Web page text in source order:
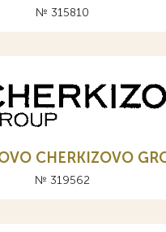
№ 315810
CHERKIZOVO
№ 319562